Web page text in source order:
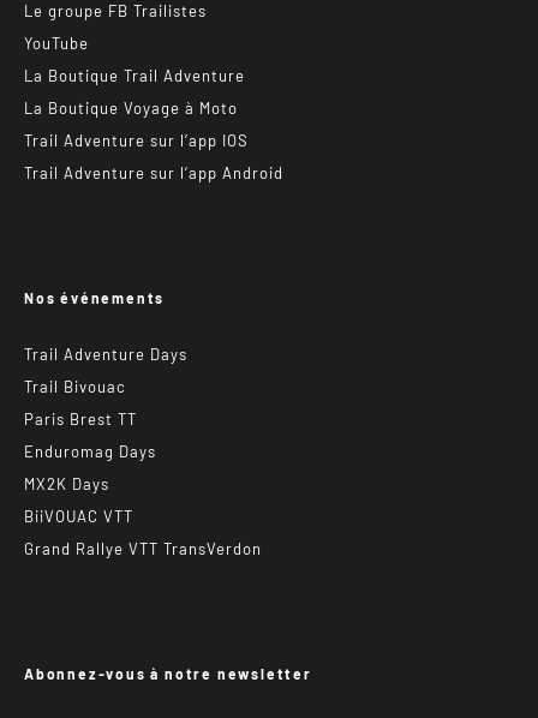
Le groupe FB Trailistes
YouTube
La Boutique Trail Adventure
La Boutique Voyage à Moto
Trail Adventure sur l’app IOS
Trail Adventure sur l’app Android
Nos événements
Trail Adventure Days
Trail Bivouac
Paris Brest TT
Enduromag Days
MX2K Days
BiiVOUAC VTT
Grand Rallye VTT TransVerdon
Abonnez-vous à notre newsletter